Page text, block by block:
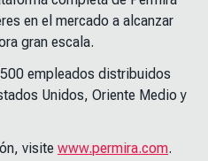
en el mercado a alcanzar
gran escala.
empleados distribuidos
Unidos, Oriente Medio y
visite www.permira.com.